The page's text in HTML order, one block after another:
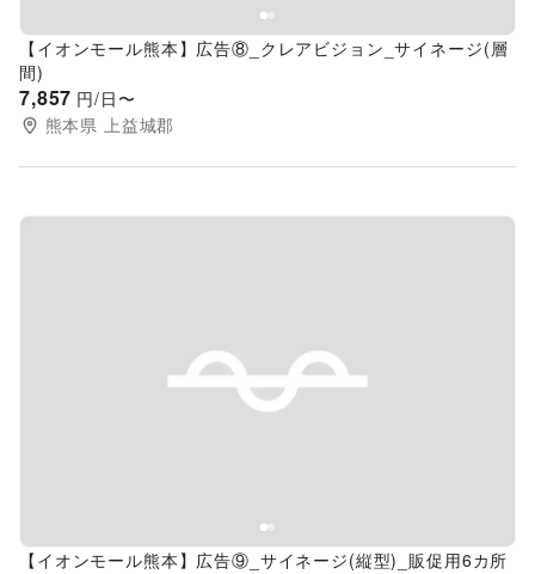
【イオンモール熊本】広告⑧_クレアビジョン_サイネージ(層
間)
7,857 円/日〜
熊本県 上益城郡
Previous slide
【イオンモール熊本】広告⑨_サイネージ(縦型)_販促用6カ所